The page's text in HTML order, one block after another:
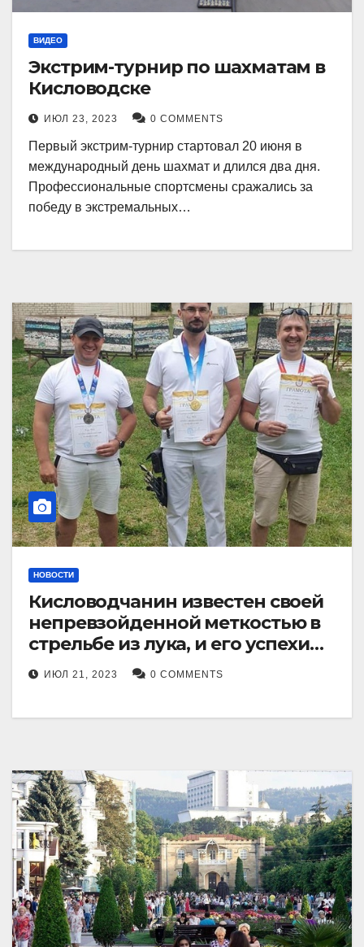
ВИДЕО
Экстрим-турнир по шахматам в
Кисловодске
ИЮЛ 23, 2023 0 COMMENTS
Первый экстрим-турнир стартовал 20 июня в
международный день шахмат и длился два дня.
Профессиональные спортсмены сражались за
победу в экстремальных…
НОВОСТИ
Кисловодчанин известен своей
непревзойденной меткостью в
стрельбе из лука, и его успехи
прославили его в
Ставропольском крае.
ИЮЛ 21, 2023 0 COMMENTS